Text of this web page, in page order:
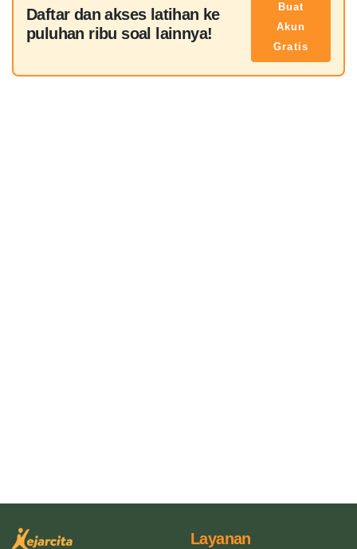
Daftar dan akses latihan ke
puluhan ribu soal lainnya!
Buat
Akun
Gratis
Layanan